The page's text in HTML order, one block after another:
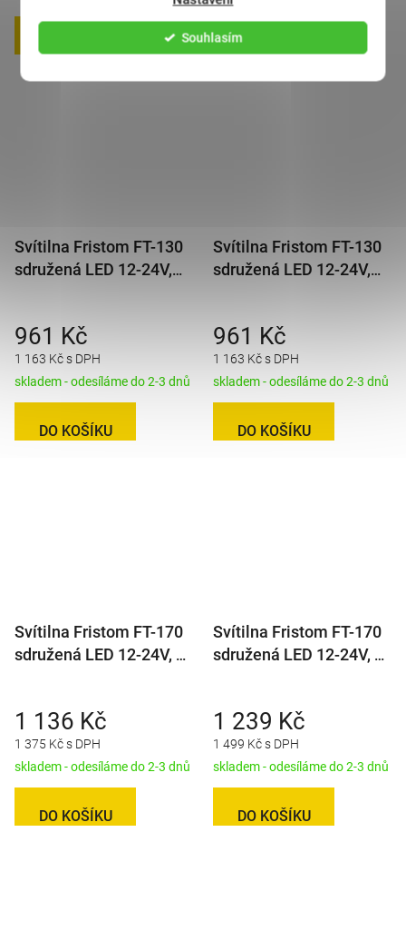
SouhlasímDO KOŠÍKU
Svítilna Fristom FT-130
sdružená LED 12-24V,
1 163 Kč s DPH
961 Kč
skladem - odesíláme do 2-3 dnů
DO KOŠÍKU
Svítilna Fristom FT-130
sdružená LED 12-24V,
1 163 Kč s DPH
961 Kč
skladem - odesíláme do 2-3 dnů
DO KOŠÍKU
Svítilna Fristom FT-170
sdružená LED 12-24V, L-
1 375 Kč s DPH
1 136 Kč
skladem - odesíláme do 2-3 dnů
DO KOŠÍKU
Svítilna Fristom FT-170
sdružená LED 12-24V, L-
1 499 Kč s DPH
1 239 Kč
skladem - odesíláme do 2-3 dnů
DO KOŠÍKU